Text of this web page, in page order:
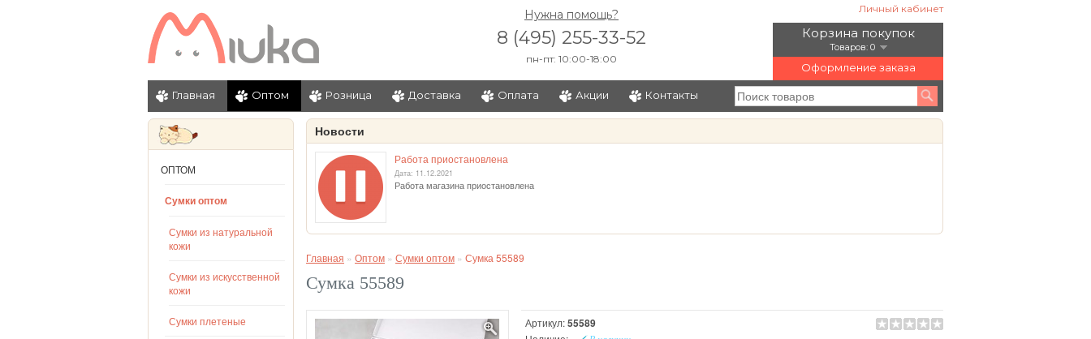
Личный кабинет
Корзина покупок
Товаров: 0
Оформление заказа
Нужна помощь?
8 (495) 255-33-52
пн-пт: 10:00-18:00
Главная Оптом Розница Доставка Оплата Акции Контакты
ОПТОМ
Сумки оптом
Сумки из натуральной
кожи
Сумки из искусственной
кожи
Сумки плетеные
Новости
Работа приостановлена
Дата: 11.12.2021
Работа магазина приостановлена
Главная » Оптом » Сумки оптом » Сумка 55589
Сумка 55589
Артикул:55589